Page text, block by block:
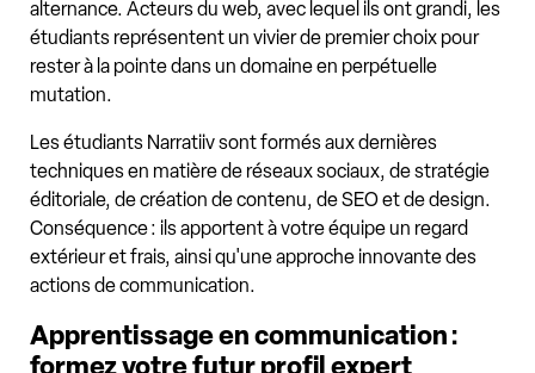
alternance. Acteurs du web, avec lequel ils ont grandi, les
étudiants représentent un vivier de premier choix pour
rester à la pointe dans un domaine en perpétuelle
mutation.
Les étudiants Narratiiv sont formés aux dernières
techniques en matière de réseaux sociaux, de stratégie
éditoriale, de création de contenu, de SEO et de design.
Conséquence : ils apportent à votre équipe un regard
extérieur et frais, ainsi qu'une approche innovante des
actions de communication.
Apprentissage en communication :
formez votre futur profil expert